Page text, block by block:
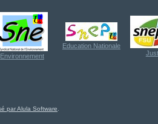
Environnement
Education Nationale
par Alula Software